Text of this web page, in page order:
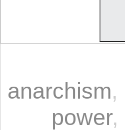
anarchism,
power,